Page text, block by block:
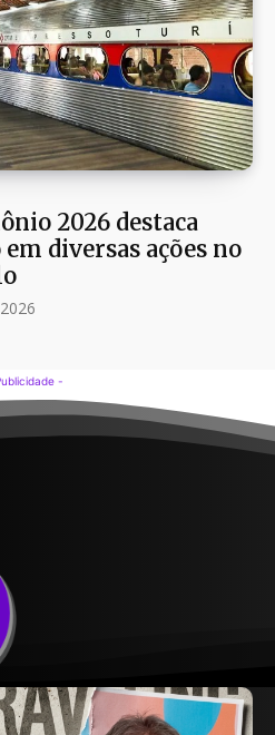
2026 destaca
diversas ações no
-